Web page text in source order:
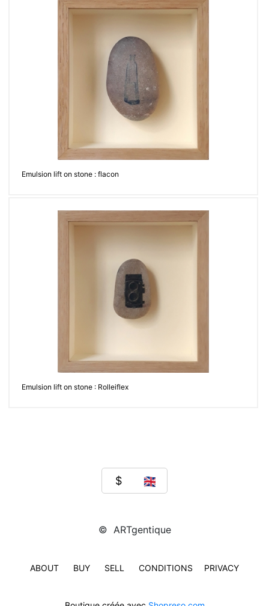
Emulsion lift on stone : flacon
Emulsion lift on stone : Rolleiflex
© ARTgentique
ABOUT BUY SELL CONDITIONS PRIVACY